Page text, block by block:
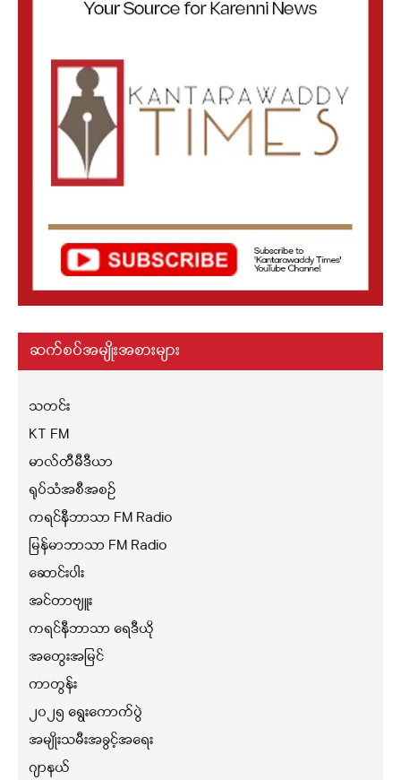
ဆက်စပ်အမျိုးအစားများ
သတင်း
KT FM
မာလ်တီမီဒီယာ
ရုပ်သံအစီအစဉ်
ကရင်နီဘာသာ FM Radio
မြန်မာဘာသာ FM Radio
ဆောင်းပါး
အင်တာဗျူး
ကရင်နီဘာသာ ရေဒီယို
အတွေးအမြင်
ကာတွန်း
၂၀၂၅ ရွေးကောက်ပွဲ
အမျိုးသမီးအခွင့်အရေး
ဂျာနယ်